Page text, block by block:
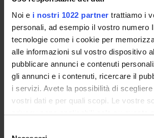
Noi e i nostri 1022 partner trattiamo i
personali, ad esempio il vostro numero
tecnologie come i cookie per
alle informazioni sul vostro dispositivo
pubblicare annunci e contenuti
gli annunci e i contenuti, ricercare il
i servizi. Avete la possibilità di
vostri dati e per quali scopi. Le vostre
privacy sono applicabili solo su questa
ORGANIZZAZIONE
GOVERNANCE
COMMISSIONI